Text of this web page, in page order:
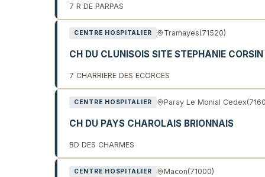
7 R DE PARPAS
CENTRE HOSPITALIER Tramayes(71520)
CH DU CLUNISOIS SITE STEPHANIE CORSIN
7 CHARRIERE DES ECORCES
CENTRE HOSPITALIER Paray Le Monial Cedex
CH DU PAYS CHAROLAIS BRIONNAIS
BD DES CHARMES
CENTRE HOSPITALIER Macon(71000)